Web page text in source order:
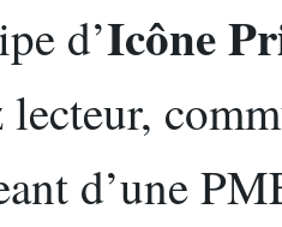
d’Icône
lecteur,
d’une